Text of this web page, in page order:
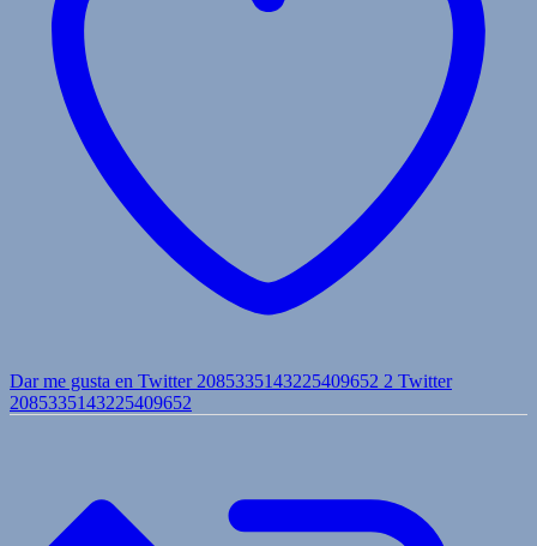
Dar me gusta en Twitter 2085335143225409652 2 Twitter
2085335143225409652